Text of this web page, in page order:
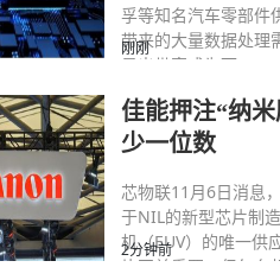
孚等知名汽车零部件
带来的大量数据处理
显出带宽成为下…
刚刚
佳能押注“纳
少一位数
芯物联11月6日消息
于NIL的新型芯片制
机（EUV）的唯一供
片至关重要，但每台
2分钟前